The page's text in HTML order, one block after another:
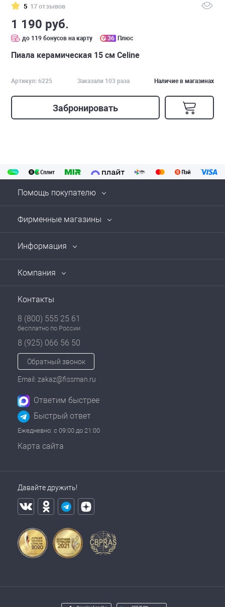
5 17 отзывов
1 190 руб.
до 119 бонусов на карту 36 Плюс
Пиала керамическая 15 см Celine
Артикул: 6225 Заказали 103 раза Наличие в магазинах
Забронировать
Помощь покупателю
Фирменные магазины
Информация
Компания
Контакты
8 (800) 555 25 61
бесплатно по России
8 (925) 066 56 50
Обратный звонок
Email: zakaz@fissman.ru
Ответим быстрее
Быстрый ответ
Ежедневно: с 09:00 до 21:00
Карта сайта
Давайте дружить!